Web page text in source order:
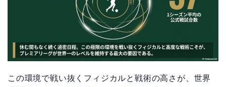
この環境で戦い抜くフィジカルと戦術の高さが、世界